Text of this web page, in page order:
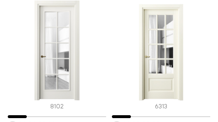
8102 6313